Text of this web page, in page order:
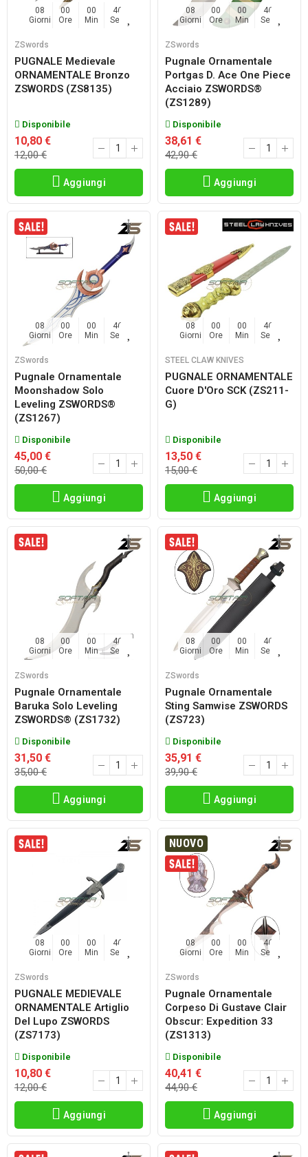
08
Giorni
00
Ore
00
Min
45
Sec
ZSwords
PUGNALE Medievale
ORNAMENTALE Bronzo
ZSWORDS (ZS8135)
Disponibile
10,80 €
12,00 €
Aggiungi
08
Giorni
00
Ore
00
Min
45
Sec
ZSwords
Pugnale Ornamentale
Portgas D. Ace One Piece
Acciaio ZSWORDS®
(ZS1289)
Disponibile
38,61 €
42,90 €
Aggiungi
08
Giorni
00
Ore
00
Min
45
Sec
ZSwords
Pugnale Ornamentale
Moonshadow Solo
Leveling ZSWORDS®
(ZS1267)
Disponibile
45,00 €
50,00 €
Aggiungi
08
Giorni
00
Ore
00
Min
45
Sec
STEEL CLAW KNIVES
PUGNALE ORNAMENTALE
Cuore D'Oro SCK (ZS211-
G)
Disponibile
13,50 €
15,00 €
Aggiungi
08
Giorni
00
Ore
00
Min
45
Sec
ZSwords
Pugnale Ornamentale
Baruka Solo Leveling
ZSWORDS® (ZS1732)
Disponibile
31,50 €
35,00 €
Aggiungi
08
Giorni
00
Ore
00
Min
45
Sec
ZSwords
Pugnale Ornamentale
Sting Samwise ZSWORDS
(ZS723)
Disponibile
35,91 €
39,90 €
Aggiungi
08
Giorni
00
Ore
00
Min
45
Sec
ZSwords
PUGNALE MEDIEVALE
ORNAMENTALE Artiglio
Del Lupo ZSWORDS
(ZS7173)
Disponibile
10,80 €
12,00 €
Aggiungi
NUOVO
08
Giorni
00
Ore
00
Min
45
Sec
ZSwords
Pugnale Ornamentale
Corpeso Di Gustave Clair
Obscur: Expedition 33
(ZS1313)
Disponibile
40,41 €
44,90 €
Aggiungi